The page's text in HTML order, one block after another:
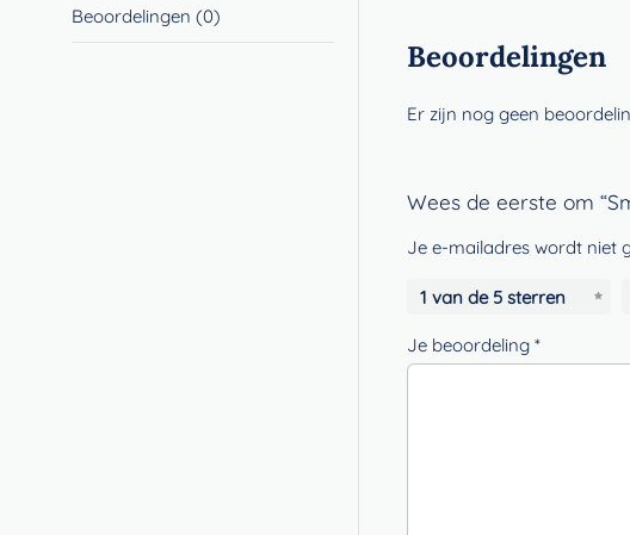
Beoordelingen (0)
Beoordelingen
Er zijn nog geen
Wees de eerste om
Je e-mailadres wordt niet
1 van de 5 sterren
Je beoordeling *